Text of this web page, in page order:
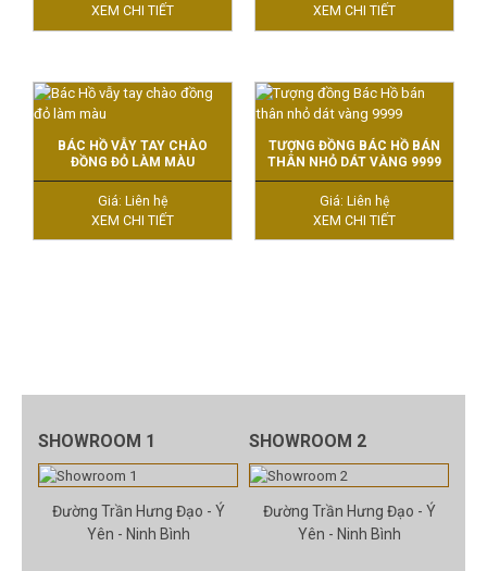
XEM CHI TIẾT
XEM CHI TIẾT
BÁC HỒ VẪY TAY CHÀO
ĐỒNG ĐỎ LÀM MÀU
Giá: Liên hệ
XEM CHI TIẾT
TƯỢNG ĐỒNG BÁC HỒ BÁN
THÂN NHỎ DÁT VÀNG 9999
Giá: Liên hệ
XEM CHI TIẾT
SHOWROOM 1
Đường Trần Hưng Đạo - Ý
Yên - Ninh Bình
SHOWROOM 2
Đường Trần Hưng Đạo - Ý
Yên - Ninh Bình